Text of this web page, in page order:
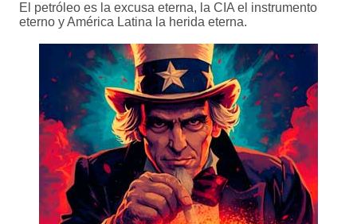
El petróleo es la excusa eterna, la CIA el instrumento
eterno y América Latina la herida eterna.